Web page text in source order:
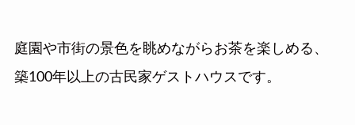
庭園や市街の景色を眺めながらお茶を楽しめる、
築100年以上の古民家ゲストハウスです。